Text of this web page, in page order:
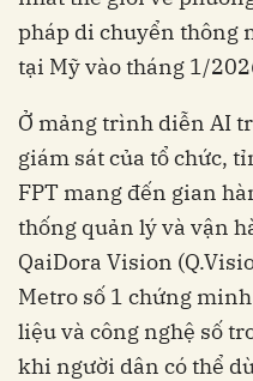
pháp di chuyển thông
giám sát của tổ chức,
FPT mang đến gian
thống quản lý và vận
QaiDora Vision
Metro số 1 chứng
liệu và công nghệ số
khi người dân có thể